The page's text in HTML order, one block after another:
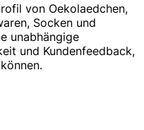
von Oekolaedchen,
Socken und
unabhängige
und Kundenfeedback,